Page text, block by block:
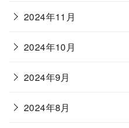
2024年11月
2024年10月
2024年9月
2024年8月